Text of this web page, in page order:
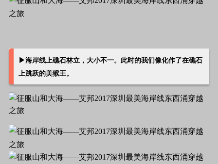
▶海岸线上礁石林立，大小不一。此时的我们像化作了在礁石
上跳跃的美猴王。